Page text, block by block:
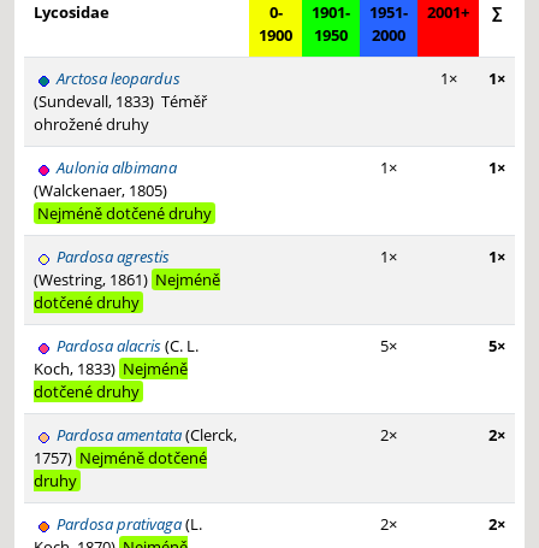
Lycosidae
0-
1900
1901-
1950
1951-
2000
2001+ ∑
Arctosa leopardus
(Sundevall, 1833) Téměř
ohrožené druhy
1× 1×
Aulonia albimana
(Walckenaer, 1805)
Nejméně dotčené druhy
1× 1×
Pardosa agrestis
(Westring, 1861) Nejméně
dotčené druhy
1× 1×
Pardosa alacris(C. L.
Koch, 1833) Nejméně
dotčené druhy
5× 5×
Pardosa amentata(Clerck,
1757) Nejméně dotčené
druhy
2× 2×
Pardosa prativaga(L.
2× 2×